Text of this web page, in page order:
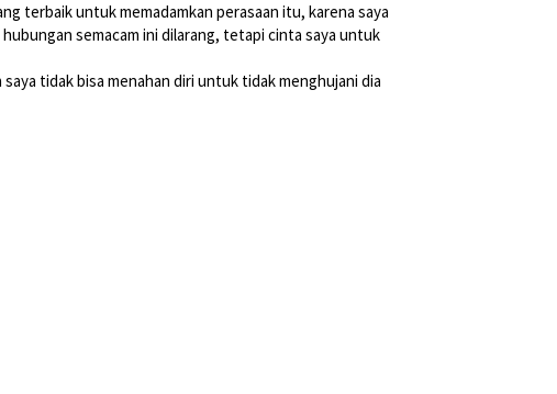
terbaik untuk memadamkan perasaan itu, karena saya
semacam ini dilarang, tetapi cinta saya untuk
tidak bisa menahan diri untuk tidak menghujani dia